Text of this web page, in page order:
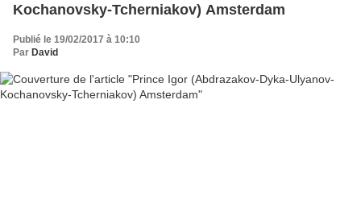
Kochanovsky-Tcherniakov) Amsterdam
Publié le 19/02/2017 à 10:10
Par David